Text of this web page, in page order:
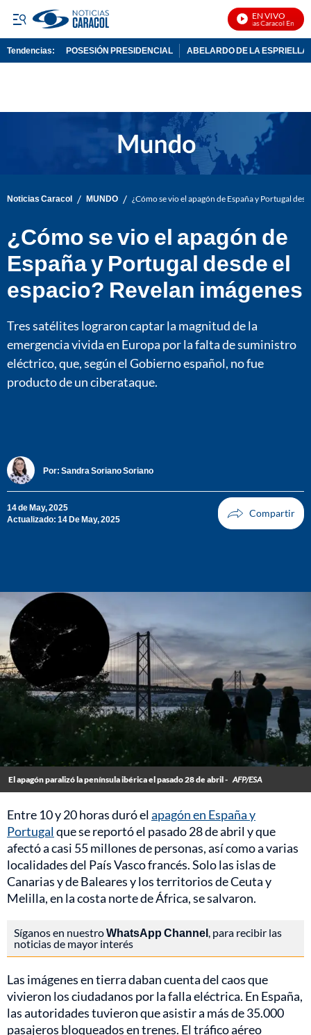
EN VIVO
Noticias Caracol En Vivo
Tendencias: POSESIÓN PRESIDENCIAL ABELARDO DE LA ESPRIELLA
Noticias Caracol / MUNDO / ¿Cómo se vio el apagón de España y Portugal
¿Cómo se vio el apagón de
España y Portugal desde el
espacio? Revelan imágenes
Tres satélites lograron captar la magnitud de la
emergencia vivida en Europa por la falta de suministro
eléctrico, que, según el Gobierno español, no fue
producto de un ciberataque.
Por: Sandra Soriano Soriano
14 de May, 2025
Actualizado: 14 De May, 2025
El apagón paralizó la península ibérica el pasado 28 de abril - AFP/ESA
Entre 10 y 20 horas duró elapagón en España y
Portugalque se reportó el pasado 28 de abril y que
afectó a casi 55 millones de personas, así como a varias
localidades del País Vasco francés. Solo las islas de
Canarias y de Baleares y los territorios de Ceuta y
Melilla, en la costa norte de África, se salvaron.
Síganos en nuestroWhatsApp Channel, para recibir las
noticias de mayor interés
Las imágenes en tierra daban cuenta del caos que
vivieron los ciudadanos por la falla eléctrica. En España,
las autoridades tuvieron que asistir a más de 35.000
pasajeros bloqueados en trenes. El tráfico aéreo